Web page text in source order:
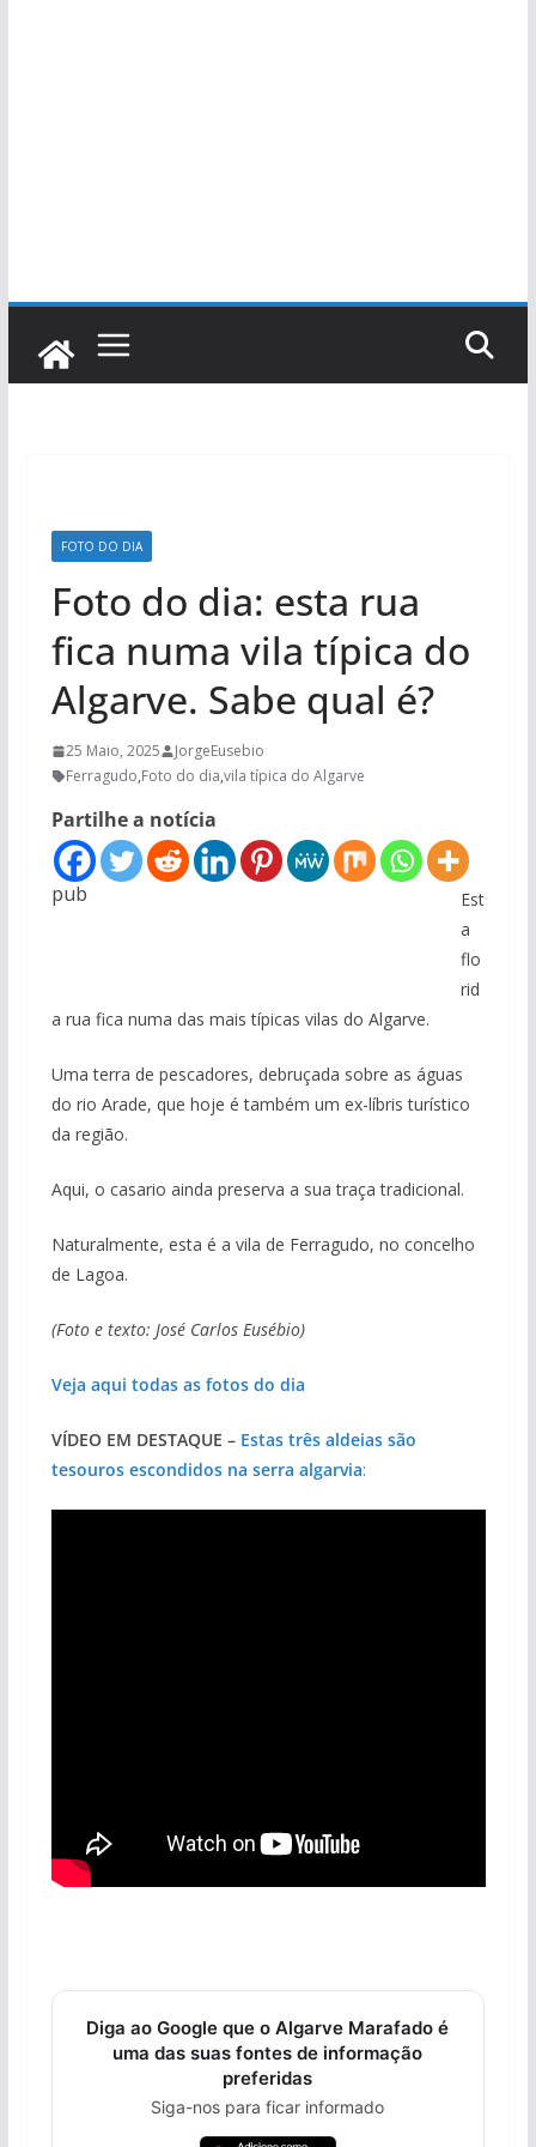
FOTO DO DIA
Foto do dia: esta rua
fica numa vila típica do
Algarve. Sabe qual é?
25 Maio, 2025
JorgeEusebio
Ferragudo,Foto do dia,vila típica do Algarve
Partilhe a notícia
pub
Est
a
flo
rid
a rua fica numa das mais típicas vilas do Algarve.
Uma terra de pescadores, debruçada sobre as águas
do rio Arade, que hoje é também um ex-líbris turístico
da região.
Aqui, o casario ainda preserva a sua traça tradicional.
Naturalmente, esta é a vila de Ferragudo, no concelho
de Lagoa.
(Foto e texto: José Carlos Eusébio)
Veja aqui todas as fotos do dia
VÍDEO EM DESTAQUE – Estas três aldeias são
tesouros escondidos na serra algarvia:
Diga ao Google que o Algarve Marafado é
uma das suas fontes de informação
preferidas
Siga-nos para ficar informado